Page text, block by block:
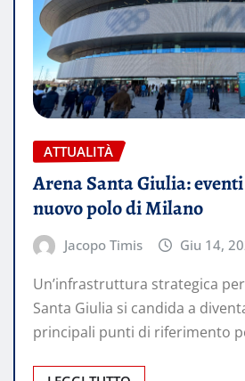
ATTUALITÀ
Arena Santa Giulia:
nuovo polo di Milano
Jacopo Timis Giu 14,
Un’infrastruttura strategica per
Santa Giulia si candida a
principali punti di riferimento